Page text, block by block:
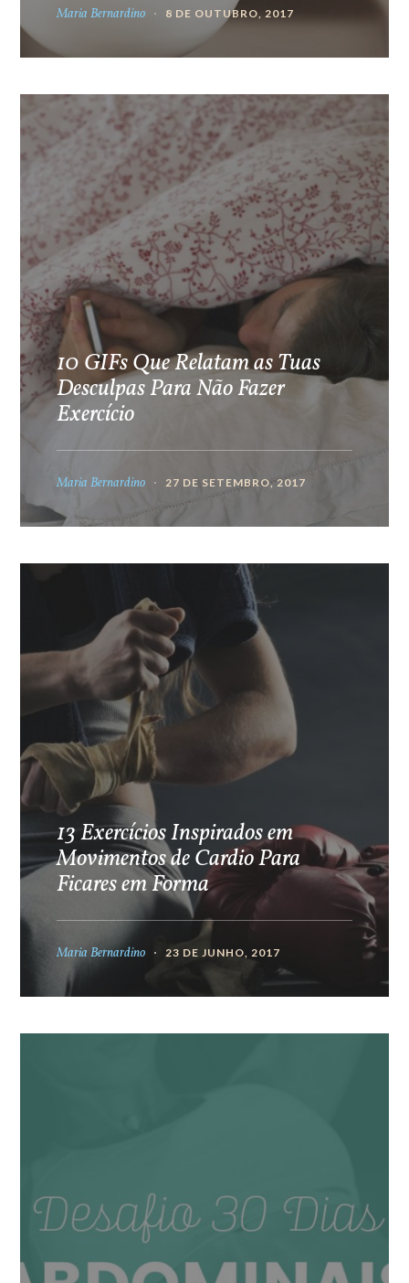
Maria Bernardino 8 DE OUTUBRO, 2017
10 GIFs Que Relatam as Tuas
Desculpas Para Não Fazer
Exercício
Maria Bernardino 27 DE SETEMBRO, 2017
13 Exercícios Inspirados em
Movimentos de Cardio Para
Ficares em Forma
Maria Bernardino 23 DE JUNHO, 2017